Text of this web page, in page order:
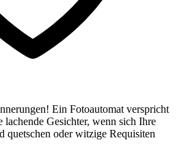
Ein Fotoautomat verspricht
lachende Gesichter, wenn sich Ihre
quetschen oder witzige Requisiten